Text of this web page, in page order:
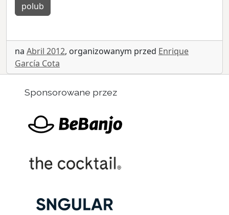
polub
na Abril 2012, organizowanym przed Enrique
García Cota
Sponsorowane przez